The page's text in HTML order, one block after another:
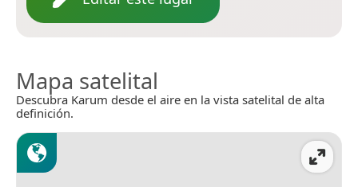
Mapa satelital
Descubra Karum desde el aire en la vista satelital de alta
definición.